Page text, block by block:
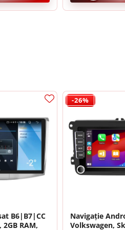
Activ de Răcire (Cooling Fan)
B6|B7|CC
RAM,
-26%
Navigație
Volkswagen,